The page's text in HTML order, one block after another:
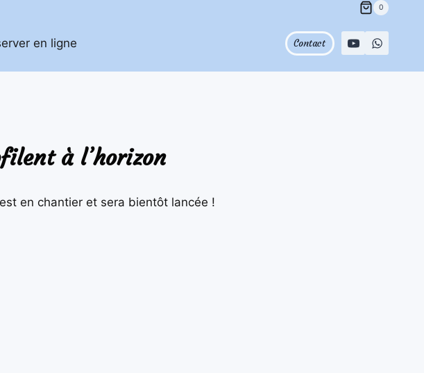
0
en ligne Contact
à l’horizon
en chantier et sera bientôt lancée !